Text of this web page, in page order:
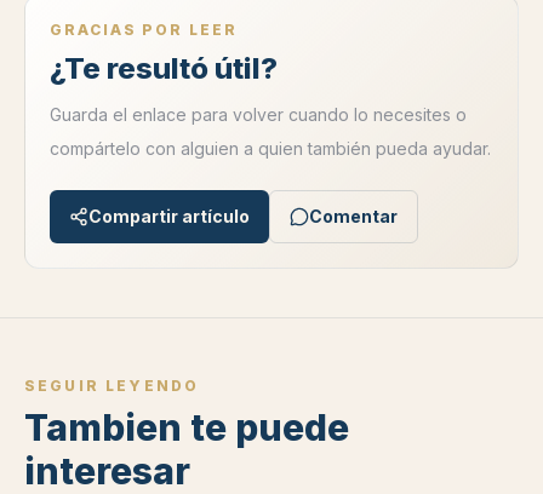
GRACIAS POR LEER
¿Te resultó útil?
Guarda el enlace para volver cuando lo necesites o
compártelo con alguien a quien también pueda ayudar.
Compartir artículo Comentar
SEGUIR LEYENDO
Tambien te puede
interesar